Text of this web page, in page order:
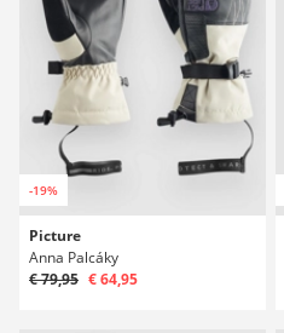
-19%
Picture
Anna Palcáky
€ 79,95 € 64,95